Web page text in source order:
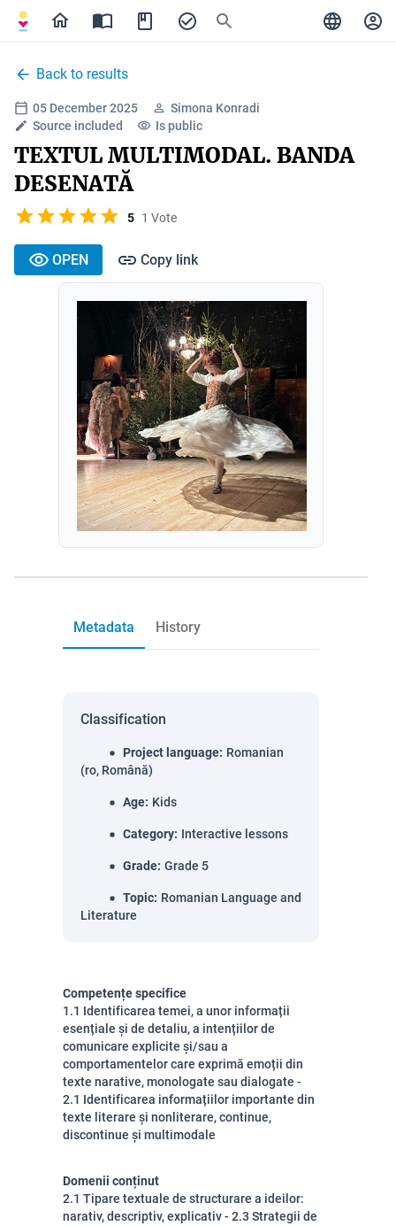
Back to results
05 December 2025
Simona Konradi
Source included
Is public
TEXTUL MULTIMODAL. BANDA
DESENATĂ
5 1 Vote
OPEN Copy link
Metadata History
Classification
Project language: Romanian
(ro, Română)
Age: Kids
Category: Interactive lessons
Grade: Grade 5
Topic: Romanian Language and
Literature
Competențe specifice
1.1 Identificarea temei, a unor informații
esențiale și de detaliu, a intențiilor de
comunicare explicite și/sau a
comportamentelor care exprimă emoții din
texte narative, monologate sau dialogate -
2.1 Identificarea informațiilor importante din
texte literare și nonliterare, continue,
discontinue și multimodale
Domenii conținut
2.1 Tipare textuale de structurare a ideilor:
narativ, descriptiv, explicativ - 2.3 Strategii de